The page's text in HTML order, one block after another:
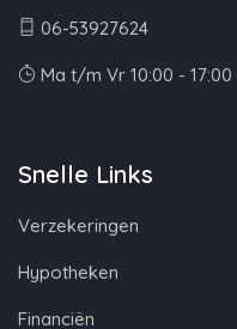
06-53927624
Ma t/m Vr 10:00 - 17:00
Snelle Links
Verzekeringen
Hypotheken
Financiën